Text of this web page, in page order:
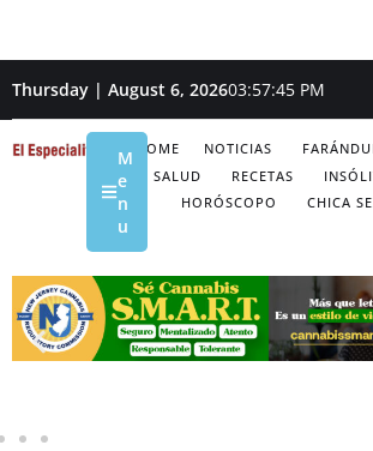
Thursday | August 6, 202603:57:45 PM
HOME NOTICIAS
SALUD
RECETAS
HORÓSCOPO
CHICA
M
e
n
u